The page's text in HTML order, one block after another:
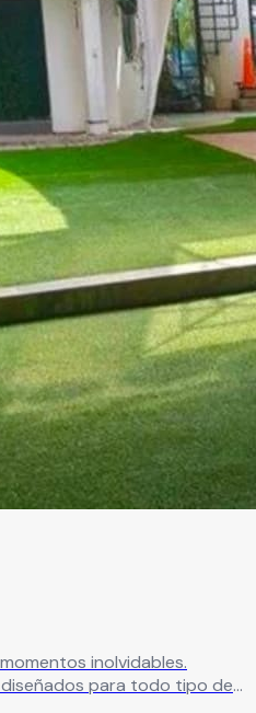
inolvidables.
para todo tipo de